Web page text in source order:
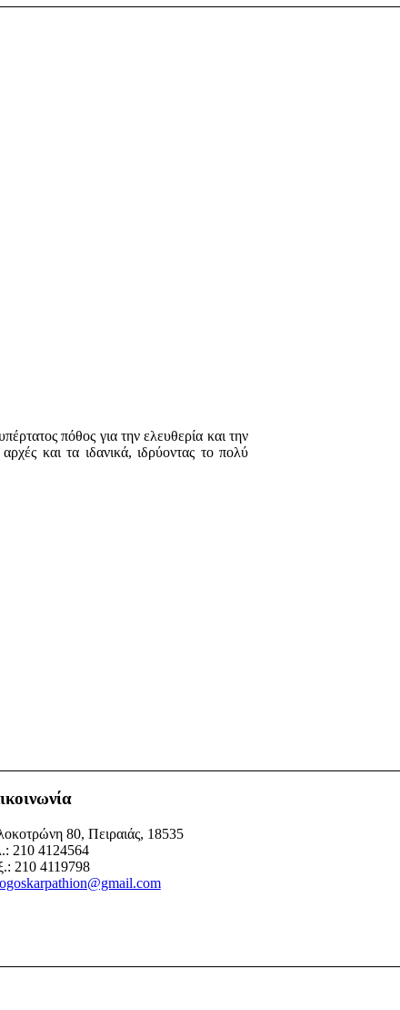
πόθος για την ελευθερία και την
και τα ιδανικά, ιδρύοντας το πολύ
80, Πειραιάς, 18535
210 4124564
210 4119798